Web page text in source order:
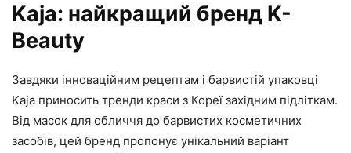
Kaja: найкращий бренд K-
Beauty
Завдяки інноваційним рецептам і барвистій упаковці
Kaja приносить тренди краси з Кореї західним підліткам.
Від масок для обличчя до барвистих косметичних
засобів, цей бренд пропонує унікальний варіант